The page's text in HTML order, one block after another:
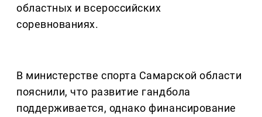
областных и всероссийских
соревнованиях.
В министерстве спорта Самарской области
пояснили, что развитие гандбола
поддерживается, однако финансирование